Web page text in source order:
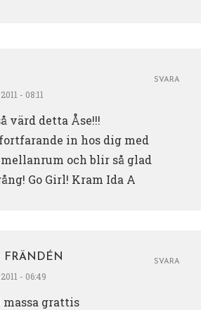
- 08:11
värd detta Åse!!!
in hos dig med
och blir så glad
Go Girl! Kram Ida A
SVARA
FRÄNDÉN
- 06:49
massa grattis
SVARA